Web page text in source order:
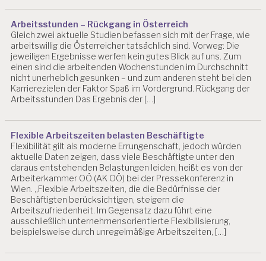
Arbeitsstunden – Rückgang in Österreich
Gleich zwei aktuelle Studien befassen sich mit der Frage, wie
arbeitswillig die Österreicher tatsächlich sind. Vorweg: Die
jeweiligen Ergebnisse werfen kein gutes Blick auf uns. Zum
einen sind die arbeitenden Wochenstunden im Durchschnitt
nicht unerheblich gesunken – und zum anderen steht bei den
Karrierezielen der Faktor Spaß im Vordergrund. Rückgang der
Arbeitsstunden Das Ergebnis der […]
Flexible Arbeitszeiten belasten Beschäftigte
Flexibilität gilt als moderne Errungenschaft, jedoch würden
aktuelle Daten zeigen, dass viele Beschäftigte unter den
daraus entstehenden Belastungen leiden, heißt es von der
Arbeiterkammer OÖ (AK OÖ) bei der Pressekonferenz in
Wien. „Flexible Arbeitszeiten, die die Bedürfnisse der
Beschäftigten berücksichtigen, steigern die
Arbeitszufriedenheit. Im Gegensatz dazu führt eine
ausschließlich unternehmensorientierte Flexibilisierung,
beispielsweise durch unregelmäßige Arbeitszeiten, […]